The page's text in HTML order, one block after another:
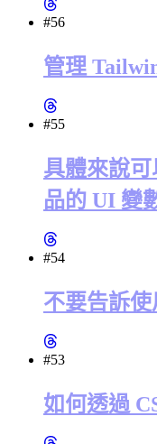
#56
管理
#55
具體來說
品的 UI 變
#54
不要告訴使
#53
如何透過